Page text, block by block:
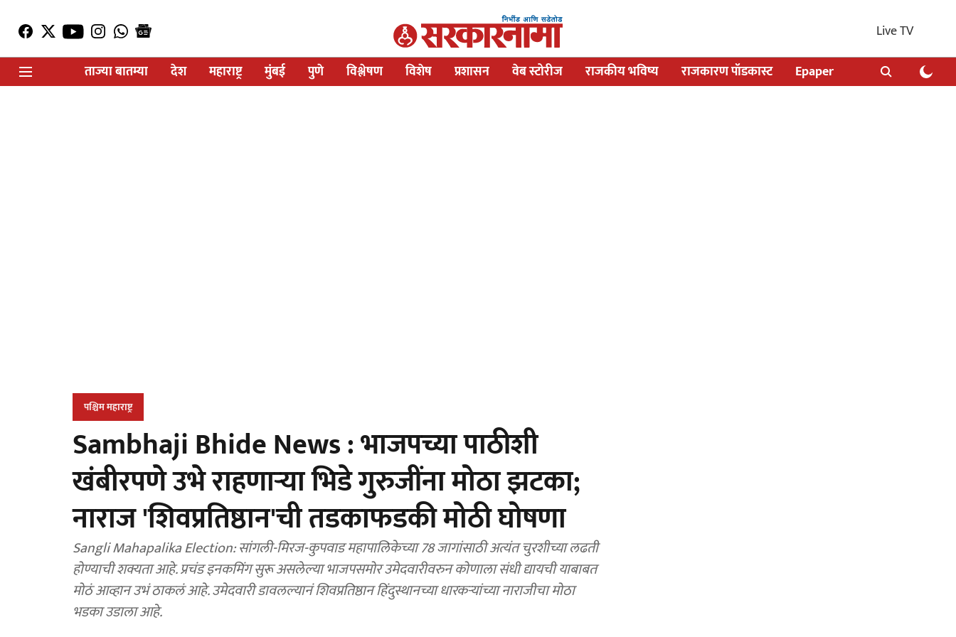
Live TV
ताज्या बातम्या
देश महाराष्ट्र मुंबई पुणे विश्लेषण विशेष प्रशासन वेब स्टोरीज राजकीय भविष्य राजकारण पॉडकास्ट Epaper
पश्चिम महाराष्ट्र
Sambhaji Bhide News : भाजपच्या पाठीशी
खंबीरपणे उभे राहणाऱ्या भिडे गुरुजींना मोठा झटका;
नाराज 'शिवप्रतिष्ठान'ची तडकाफडकी मोठी घोषणा
Sangli Mahapalika Election: सांगली-मिरज-कुपवाड महापालिकेच्या 78 जागांसाठी अत्यंत चुरशीच्या लढती
होण्याची शक्यता आहे. प्रचंड इनकमिंग सुरू असलेल्या भाजपसमोर उमेदवारीवरुन कोणाला संधी द्यायची याबाबत
मोठं आव्हान उभं ठाकलं आहे. उमेदवारी डावलल्यानं शिवप्रतिष्ठान हिंदुस्थानच्या धारकऱ्यांच्या नाराजीचा मोठा
भडका उडाला आहे.